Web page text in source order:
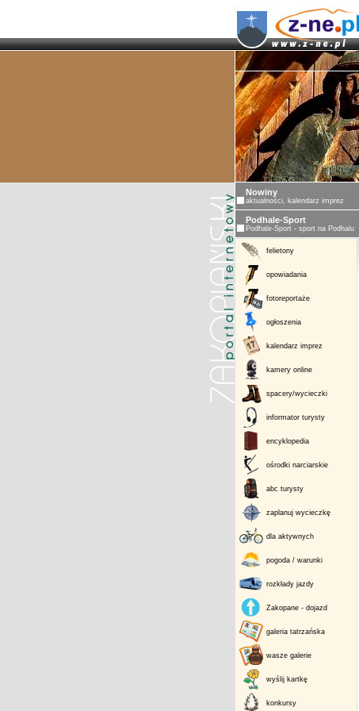
Nowiny
aktualności, kalendarz imprez
Podhale-Sport
Podhale-Sport - sport na Podhalu
felietony
opowiadania
fotoreportaże
ogłoszenia
kalendarz imprez
kamery online
spacery/wycieczki
informator turysty
encyklopedia
ośrodki narciarskie
abc turysty
zaplanuj wycieczkę
dla aktywnych
pogoda / warunki
rozkłady jazdy
Zakopane - dojazd
galeria tatrzańska
wasze galerie
wyślij kartkę
konkursy